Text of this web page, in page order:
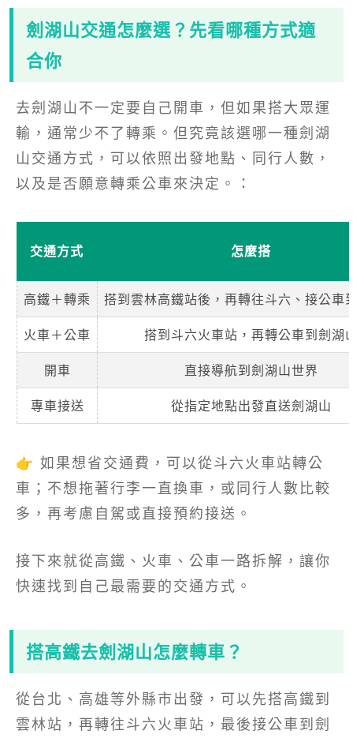
劍湖山交通怎麼選？先看哪種方式適
合你
去劍湖山不一定要自己開車，但如果搭大眾運
輸，通常少不了轉乘。但究竟該選哪一種劍湖
山交通方式，可以依照出發地點、同行人數，
以及是否願意轉乘公車來決定。：
交通方式 怎麼搭
高鐵＋轉乘 搭到雲林高鐵站後，再轉往斗六、接公車
火車＋公車 搭到斗六火車站，再轉公車到劍湖
開車 直接導航到劍湖山世界
專車接送 從指定地點出發直送劍湖山
👉 如果想省交通費，可以從斗六火車站轉公
車；不想拖著行李一直換車，或同行人數比較
多，再考慮自駕或直接預約接送。
接下來就從高鐵、火車、公車一路拆解，讓你
快速找到自己最需要的交通方式。
搭高鐵去劍湖山怎麼轉車？
從台北、高雄等外縣市出發，可以先搭高鐵到
雲林站，再轉往斗六火車站，最後接公車到劍